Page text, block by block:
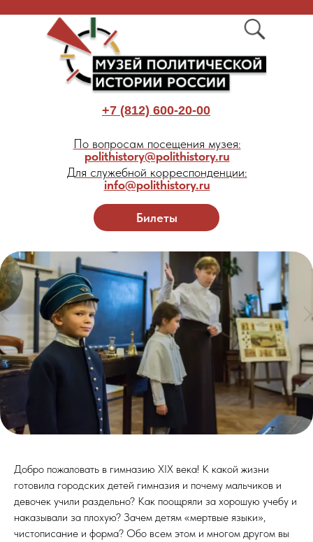
Билеты
+7 (812) 600-20-00
По вопросам посещения музея:
polithistory@polithistory.ru
Для служебной корреспонденции:
info@polithistory.ru
Добро пожаловать в гимназию XIX века! К какой жизни
готовила городских детей гимназия и почему мальчиков и
девочек учили раздельно? Как поощряли за хорошую учебу и
наказывали за плохую? Зачем детям «мертвые языки»,
чистописание и форма? Обо всем этом и многом другом вы